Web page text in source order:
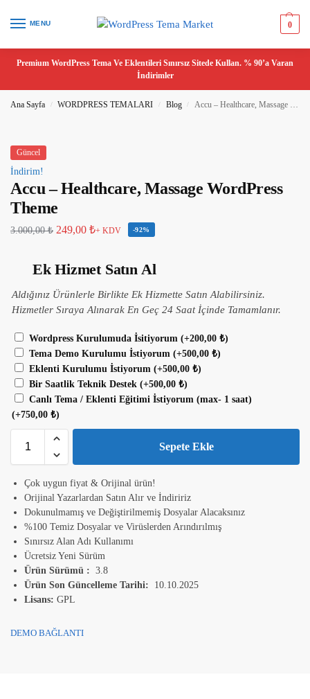
MENU 0
Premium WordPress Tema Ve Eklentileri Sınırsız Sitede Kullan. % 90’a Varan
İndirimler
Ana Sayfa / WORDPRESS TEMALARI / Blog / Accu – Healthcare, Massage WordPress Theme
Güncel
İndirim!
Accu – Healthcare, Massage WordPress
Theme
3.000,00₺ 249,00 ₺+ KDV -92%
Ek Hizmet Satın Al
Aldığınız Ürünlerle Birlikte Ek Hizmette Satın Alabilirsiniz.
Hizmetler Sıraya Alınarak En Geç 24 Saat İçinde Tamamlanır.
Wordpress Kurulumuda İsitiyorum (+200,00 ₺)
Tema Demo Kurulumu İstiyorum (+500,00 ₺)
Eklenti Kurulumu İstiyorum (+500,00 ₺)
Bir Saatlik Teknik Destek (+500,00 ₺)
Canlı Tema / Eklenti Eğitimi İstiyorum (max- 1 saat)
(+750,00 ₺)
Sepete Ekle
Çok uygun fiyat & Orijinal ürün!
Orijinal Yazarlardan Satın Alır ve İndiririz
Dokunulmamış ve Değiştirilmemiş Dosyalar Alacaksınız
%100 Temiz Dosyalar ve Virüslerden Arındırılmış
Sınırsız Alan Adı Kullanımı
Ücretsiz Yeni Sürüm
Ürün Sürümü : 3.8
Ürün Son Güncelleme Tarihi: 10.10.2025
Lisans: GPL
DEMO BAĞLANTI